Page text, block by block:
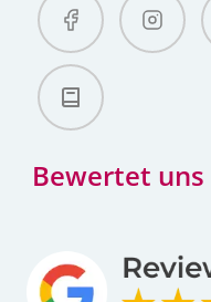
Bewertet uns